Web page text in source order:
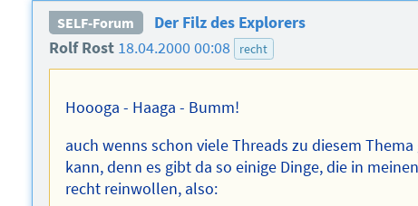
SELF-Forum
Der Filz des Explorers
Rolf Rost 18.04.2000 00:08 recht
Hoooga - Haaga - Bumm!
auch wenns schon viele Threads zu diesem
kann, denn es gibt da so einige Dinge, die in
recht reinwollen, also: